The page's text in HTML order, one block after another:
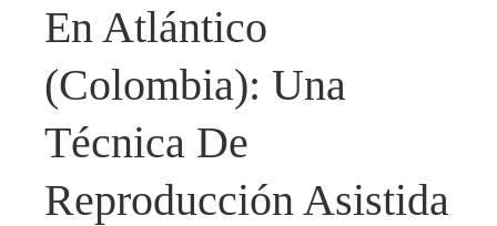
En Atlántico
(Colombia): Una
Técnica De
Reproducción Asistida